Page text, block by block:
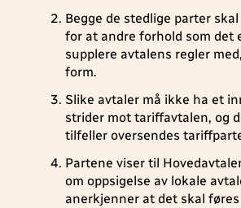
Begge de stedlige parter
for at andre forhold som det
supplere avtalens regler
form.
Slike avtaler må ikke ha et
strider mot tariffavtalen, og
tilfeller oversendes
Partene viser til
om oppsigelse av lokale
anerkjenner at det skal